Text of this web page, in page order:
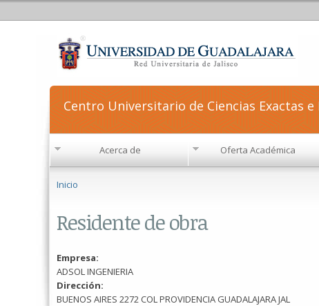
Centro Universitario de Ciencias Exactas
Acerca de Oferta Académica
Inicio
Residente de obra
Empresa:
ADSOL INGENIERIA
Dirección:
BUENOS AIRES 2272 COL PROVIDENCIA GUADALAJARA JAL